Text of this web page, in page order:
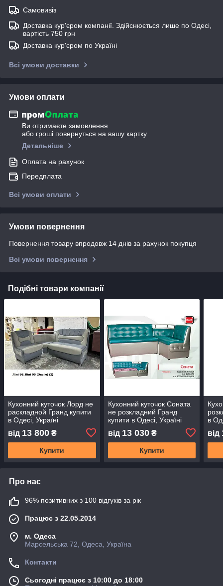
Самовивіз
Доставка кур'єром компанії. Здійснюється лише по Одесі,
вартість 750 грн
Доставка кур'єром по Україні
Всі умови доставки
Умови оплати
Ви отримаєте замовлення
або гроші повернуться на вашу картку
Детальніше
Оплата на рахунок
Передплата
Всі умови оплати
Умови повернення
Повернення товару впродовж 14 днів за рахунок покупця
Всі умови повернення
Подібні товари компанії
Кухонний куточок Лорд не
раскладной Гранд купити
в Одесі, Україні
від 13 800 ₴
Купити
Кухонний куточок Соната
не розкладний Гранд
купити в Одесі, Україні
від 13 030₴
Купити
в
від
Про нас
96% позитивних з 100 відгуків за рік
Працює з 22.05.2014
м. Одеса
Марсельська 72, Одеса, Україна
Контакти
Сьогодні працює з 10:00 до 18:00